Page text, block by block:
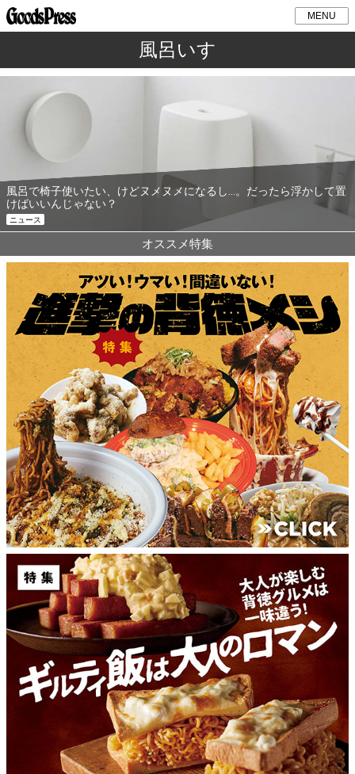
MENU
風呂いす
風呂で椅子使いたい、けどヌメヌメになるし…。だったら浮かして置
けばいいんじゃない？
ニュース
オススメ特集